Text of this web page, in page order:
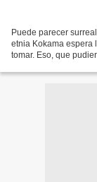
Puede parecer
etnia Kokama espera
tomar. Eso, que